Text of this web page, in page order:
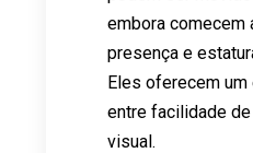
embora comecem
presença e
Eles oferecem
entre facilidade
visual.